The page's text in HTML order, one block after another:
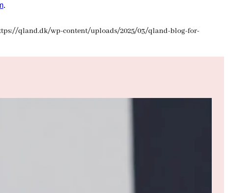
.
qland.dk/wp-content/uploads/2025/03/qland-blog-for-